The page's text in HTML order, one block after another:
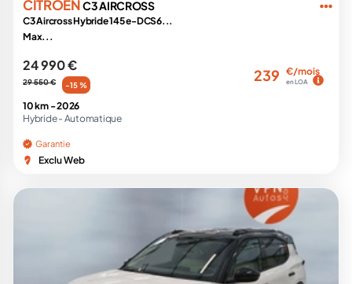
CITROËNC3 AIRCROSS
C3 Aircross Hybride 145 e-DCS6...
Max...
24 990 €
29 550 € -15 %
239 €/mois
en LOA
10 km -2026
Hybride - Automatique
Garantie
Exclu Web